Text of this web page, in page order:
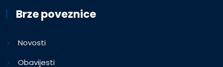
Brze poveznice
Novosti
Obavijesti